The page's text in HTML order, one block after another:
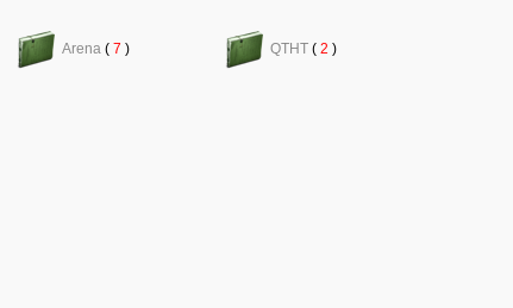
Arena ( 7 ) QTHT ( 2 )